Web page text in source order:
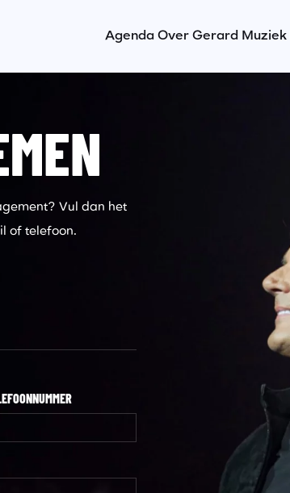
Agenda Over Gerard Muziek
Vul dan het
of telefoon.